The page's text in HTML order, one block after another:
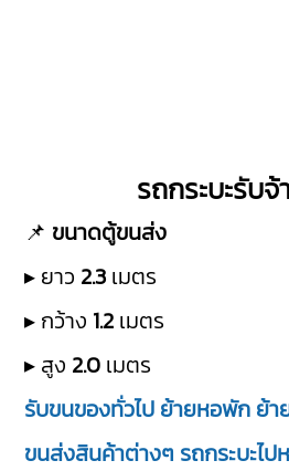
รถกระบะรับ
📌 ขนาดตู้ขนส่ง
▸ ยาว 2.3 เมตร
▸ กว้าง 1.2 เมตร
▸ สูง 2.0 เมตร
รับขนของทั่วไป ย้ายหอพัก ย้า
ขนส่งสินค้าต่างๆ รถกระบะไป